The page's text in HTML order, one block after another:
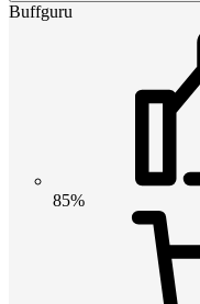
Buffguru
85%